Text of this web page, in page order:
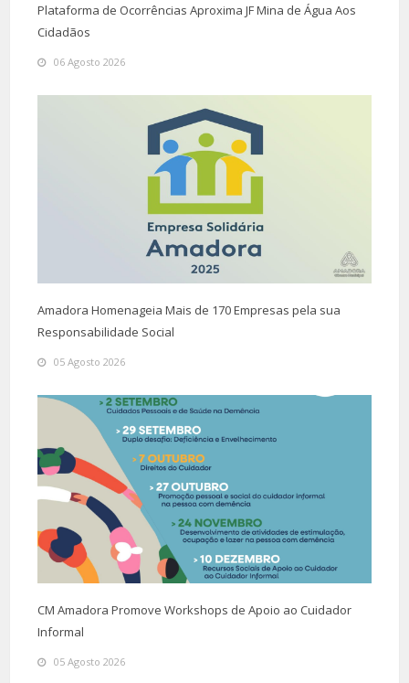
Plataforma de Ocorrências Aproxima JF Mina de Água Aos
Cidadãos
06 Agosto 2026
Amadora Homenageia Mais de 170 Empresas pela sua
Responsabilidade Social
05 Agosto 2026
CM Amadora Promove Workshops de Apoio ao Cuidador
Informal
05 Agosto 2026